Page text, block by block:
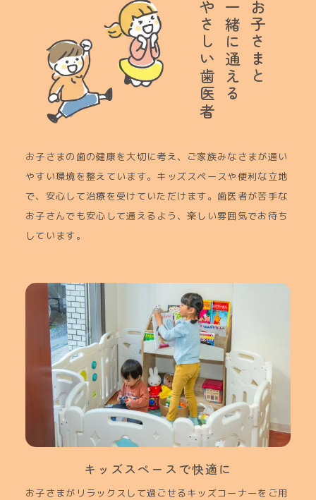
お子さまと
一緒に通える
やさしい歯医者
お子さまの歯の健康を大切に考え、ご家族みなさまが通い
やすい環境を整えています。キッズスペースや便利な立地
で、安心して治療を受けていただけます。歯医者が苦手な
お子さんでも安心して通えるよう、楽しい雰囲気でお待ち
しています。
キッズスペースで快適に
お子さまがリラックスして過ごせるキッズコーナーをご用